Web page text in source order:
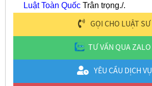
Luật Toàn QuốcTrân trọng./.
GỌI CHO LUẬT SƯ
TƯ VẤN QUA ZALO
YÊU CẦU DỊCH VỤ